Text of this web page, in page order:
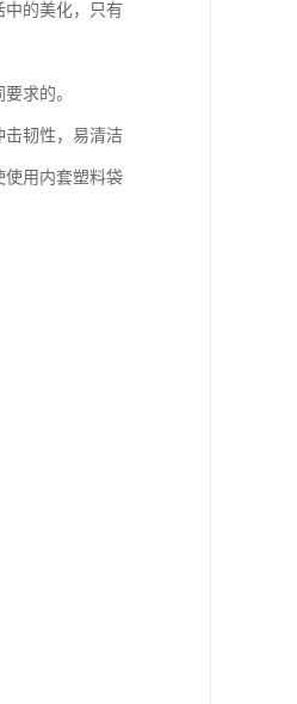
的美化，只有
求的。
击韧性，易清洁
使用内套塑料袋